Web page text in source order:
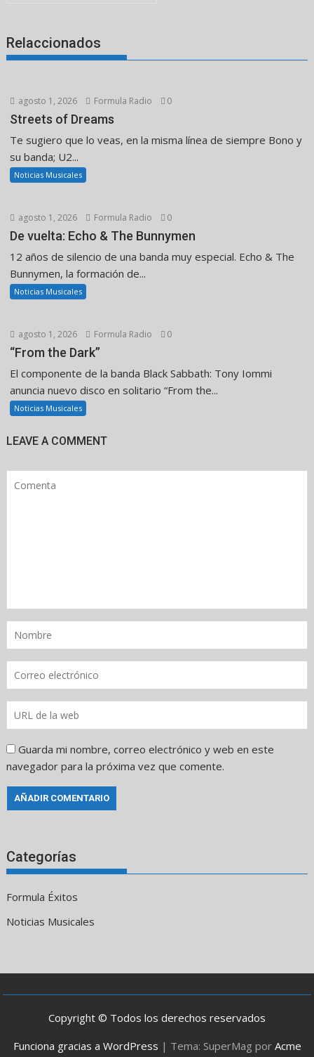
Relaccionados
agosto 1, 2026 Formula Radio 0
Streets of Dreams
Te sugiero que lo veas, en la misma línea de siempre Bono y
su banda; U2...
Noticias Musicales
agosto 1, 2026 Formula Radio 0
De vuelta: Echo & The Bunnymen
12 años de silencio de una banda muy especial. Echo & The
Bunnymen, la formación de...
Noticias Musicales
agosto 1, 2026 Formula Radio 0
“From the Dark”
El componente de la banda Black Sabbath: Tony Iommi
anuncia nuevo disco en solitario “From the...
Noticias Musicales
LEAVE A COMMENT
Guarda mi nombre, correo electrónico y web en este
navegador para la próxima vez que comente.
Categorías
Formula Éxitos
Noticias Musicales
Copyright © Todos los derechos reservados
Funciona gracias a WordPress | Tema: SuperMag por Acme